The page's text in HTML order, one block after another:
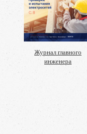
Журнал главного
инженера